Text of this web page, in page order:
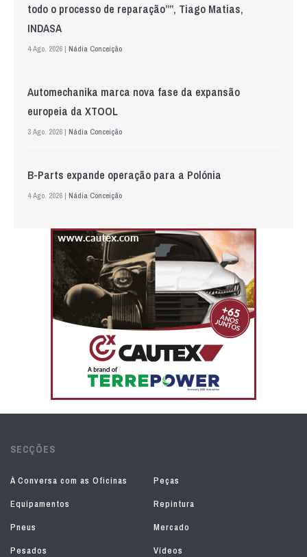
todo o processo de reparação””, Tiago Matias,
INDASA
4 Ago. 2026 | Nádia Conceição
Automechanika marca nova fase da expansão
europeia da XTOOL
3 Ago. 2026 | Nádia Conceição
B-Parts expande operação para a Polónia
4 Ago. 2026 | Nádia Conceição
SECÇÕES
À Conversa com as Oficinas
Peças
Equipamentos
Repintura
Pneus
Mercado
Pesados
Vídeos